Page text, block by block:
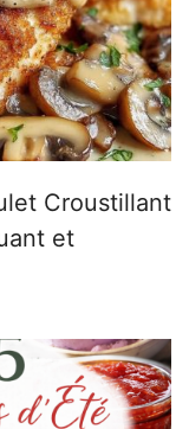
Croustillant
et